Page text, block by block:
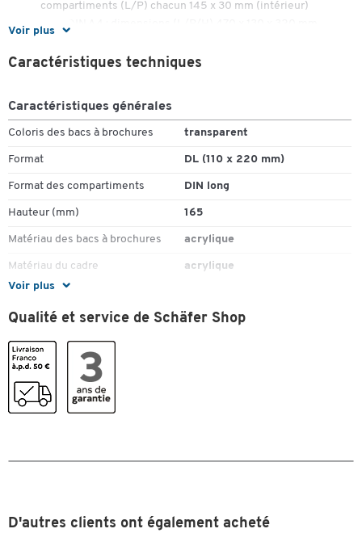
Voir plus
compartiments (L/P) chacun 145 x 30 mm (intérieur)
Pour DIN A4 : dimensions (L/P/H) 470 x 130 x 320 mm,
Voir plus
Caractéristiques techniques
Caractéristiques générales
Coloris des bacs à brochures transparent
Format DL (110 x 220 mm)
Format des compartiments DIN long
Hauteur (mm) 165
Matériau des bacs à brochures acrylique
Matériau du cadre acrylique
Nombre de compartiments
(pièce(s))
Porte-brochures
Profondeur (mm)
Profondeur du compartiment
Type porte-brochures
Coloris transparent
Qualité et service de Schäfer Shop
D'autres clients ont également acheté
Toucher deux fois pour zoomer